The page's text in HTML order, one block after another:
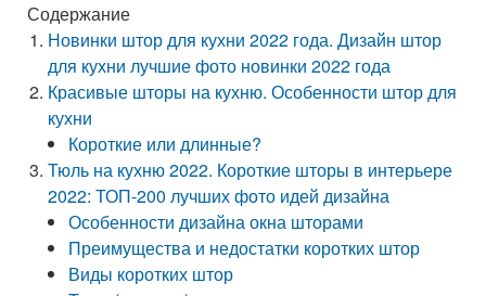
Содержание
Новинки штор для кухни 2022 года. Дизайн штор
для кухни лучшие фото новинки 2022 года
Красивые шторы на кухню. Особенности штор для
кухни
Короткие или длинные?
Тюль на кухню 2022. Короткие шторы в интерьере
2022: ТОП-200 лучших фото идей дизайна
Особенности дизайна окна шторами
Преимущества и недостатки коротких штор
Виды коротких штор